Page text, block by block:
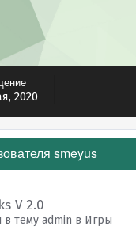
2020
smeyus
V 2.0
в тему admin в Игры